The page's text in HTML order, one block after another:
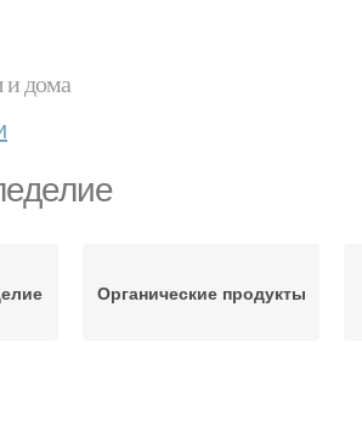
и дома
Органические продукты